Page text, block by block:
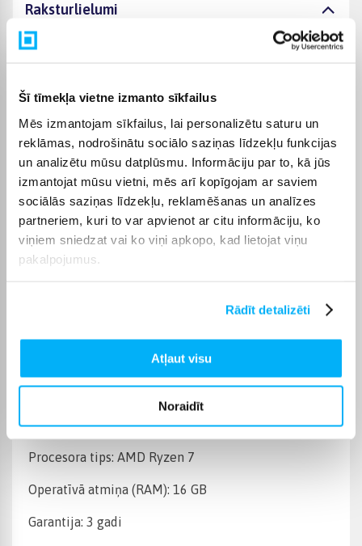
Šī tīmekļa vietne izmanto sīkfailus
Mēs izmantojam sīkfailus, lai personalizētu saturu un
reklāmas, nodrošinātu sociālo saziņas līdzekļu funkcijas
un analizētu mūsu datplūsmu. Informāciju par to, kā jūs
izmantojat mūsu vietni, mēs arī kopīgojam ar saviem
sociālās saziņas līdzekļu, reklamēšanas un analīzes
partneriem, kuri to var apvienot ar citu informāciju, ko
viņiem sniedzat vai ko viņi apkopo, kad lietojat viņu
pakalpojumus.
Rādīt detalizēti
Atļaut visu
Noraidīt
Raksturlielumi
Ražotājs
Komplektēšanas valsts Latvija
Operētājsistēma Windows 11
Cietā diska ietilpība 250 GB
Operatīvā atmiņa, (RAM) 16 GB
Videokarte
AMD Ryzen 7
Preces apraksts
Procesora tips: AMD Ryzen 7
Operatīvā atmiņa (RAM): 16 GB
Garantija: 3 gadi